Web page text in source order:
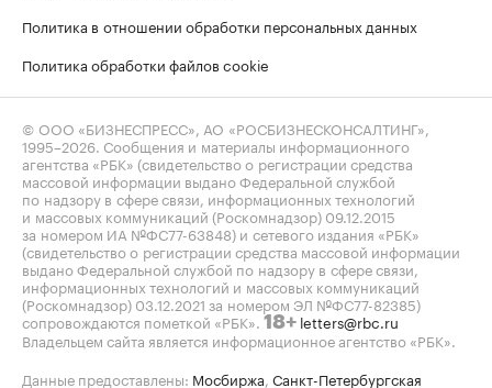
Политика в отношении обработки персональных данных
Политика обработки файлов cookie
© ООО «БИЗНЕСПРЕСС», АО «РОСБИЗНЕСКОНСАЛТИНГ»,
1995–2026. Сообщения и материалы информационного
агентства «РБК» (свидетельство о регистрации средства
массовой информации выдано Федеральной службой
по надзору в сфере связи, информационных технологий
и массовых коммуникаций (Роскомнадзор) 09.12.2015
за номером ИА №ФС77-63848) и сетевого издания «РБК»
(свидетельство о регистрации средства массовой информации
выдано Федеральной службой по надзору в сфере связи,
информационных технологий и массовых коммуникаций
(Роскомнадзор) 03.12.2021 за номером ЭЛ №ФС77-82385)
сопровождаются пометкой «РБК». 18+ letters@rbc.ru
Владельцем сайта является информационное агентство «РБК».
Данные предоставлены: Мосбиржа, Санкт-Петербургская